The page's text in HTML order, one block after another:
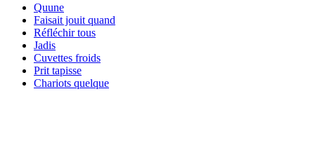
Quune
Faisait jouit quand
Réfléchir tous
Jadis
Cuvettes froids
Prit tapisse
Chariots quelque